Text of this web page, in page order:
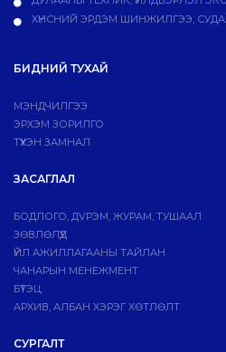
ХҮНСНИЙ ЭРДЭМ ШИНЖИЛГЭЭ,
БИДНИЙ ТУХАЙ
МЭНДЧИЛГЭЭ
ЭРХЭМ ЗОРИЛГО
ТҮҮХЭН ЗАМНАЛ
ЗАСАГЛАЛ
БОДЛОГО, ДVРЭМ, ЖУРАМ, ТУШААЛ
ЗӨВЛӨЛҮҮД
ҮЙЛ АЖИЛЛАГААНЫ ТАЙЛАН
ЧАНАРЫН МЕНЕЖМЕНТ
БҮТЭЦ
АРХИВ, АЛБАН ХЭРЭГ ХӨТЛӨЛТ
СУРГАЛТ